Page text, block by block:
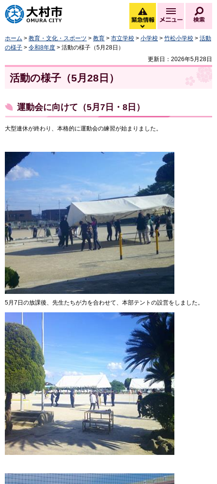
大村市
緊急情報
緊急情報を開く
メニュー
ホーム > 教育・文化・スポーツ > 教育 > 市立学校 > 小学校 > 竹松小学校 > 活動
の様子 > 令和8年度 > 活動の様子（5月28日）
更新日：2026年5月28日
活動の様子（5月28日）
運動会に向けて（5月7日・8日）
大型連休が終わり、本格的に運動会の練習が始まりました。
5月7日の放課後、先生たちが力を合わせて、本部テントの設営をしました。